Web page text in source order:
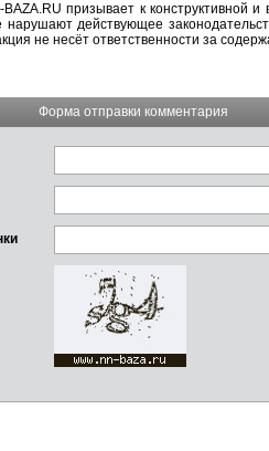
призывает к конструктивной
нарушают действующее
не несёт ответственности за
Форма отправки комментария